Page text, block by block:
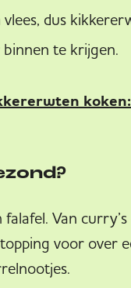
dus
te krijgen.
Van
voor over